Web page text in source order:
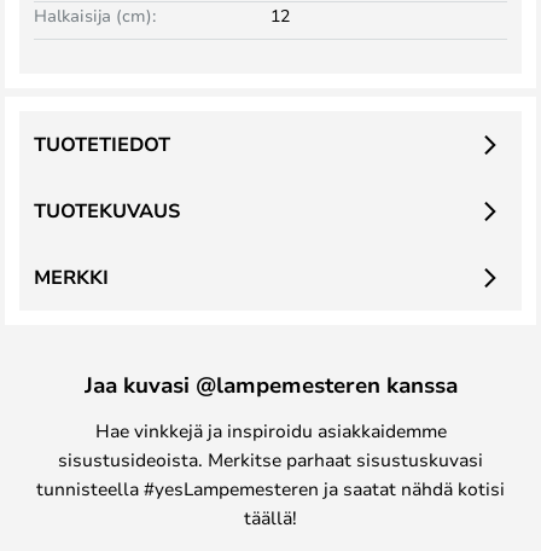
Halkaisija (cm):
12
TUOTEKUVAUS
TUOTETIEDOT
MERKKI
Jaa kuvasi @lampemesteren kanssa
Hae vinkkejä ja inspiroidu asiakkaidemme
sisustusideoista. Merkitse parhaat sisustuskuvasi
tunnisteella #yesLampemesteren ja saatat nähdä kotisi
täällä!